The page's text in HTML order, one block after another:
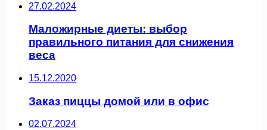
27.02.2024
Маложирные диеты: выбор
правильного питания для снижения
веса
15.12.2020
Заказ пиццы домой или в офис
02.07.2024